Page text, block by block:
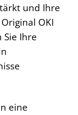
und Ihre
OKI
Sie Ihre
eine